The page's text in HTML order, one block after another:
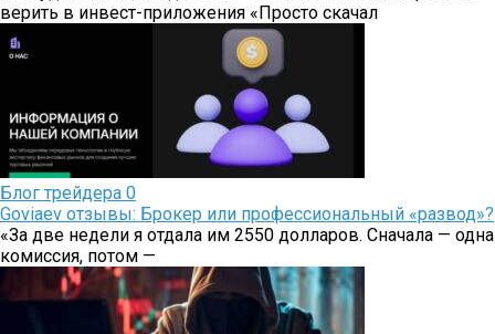
верить в инвест-приложения «Просто скачал
Блог трейдера 0
Goviaev отзывы: Брокер или профессиональный «развод»?
«За две недели я отдала им 2550 долларов. Сначала — одна
комиссия, потом —